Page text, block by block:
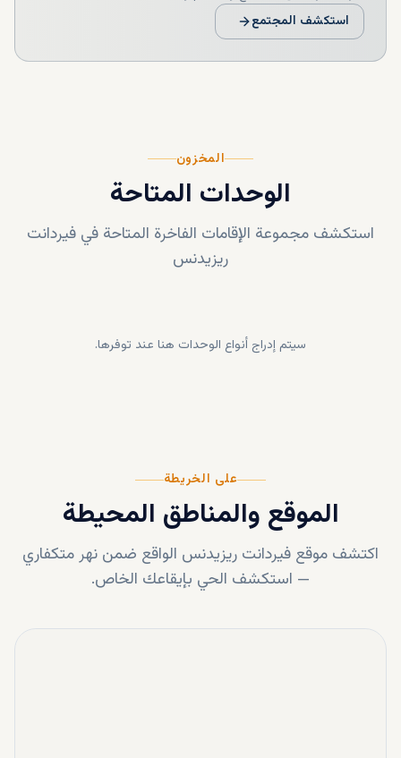
استكشف المجتمع
المخزون
الوحدات المتاحة
استكشف مجموعة الإقامات الفاخرة المتاحة في فيردانت
ريزيدنس
سيتم إدراج أنواع الوحدات هنا عند توفرها.
على الخريطة
الموقع والمناطق المحيطة
اكتشف موقع فيردانت ريزيدنس الواقع ضمن نهر متكفاري
— استكشف الحي بإيقاعك الخاص.